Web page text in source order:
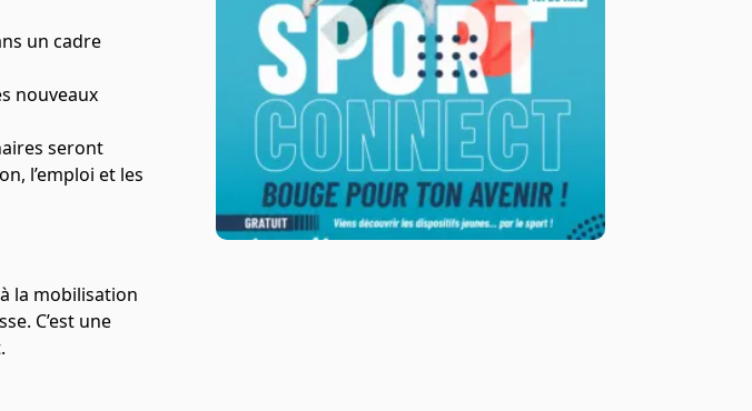
un cadre
nouveaux
seront
l’emploi et les
la mobilisation
C’est une